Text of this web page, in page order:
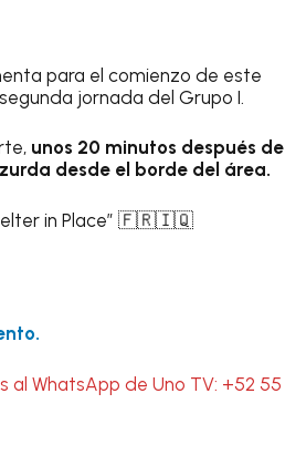
para el comienzo de este
jornada del Grupo I.
unos 20 minutos después de
desde el borde del área.
in Place” 🇫🇷🇮🇶
al WhatsApp de Uno TV: +52 55